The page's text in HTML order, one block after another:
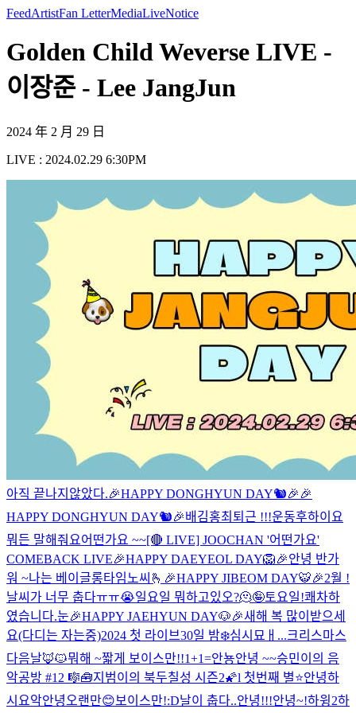
FeedArtistFan LetterMediaLiveNotice
Golden Child Weverse LIVE -
이장준 - Lee JangJun
2024 年 2 月 29 日
LIVE : 2024.02.29 6:30PM
아직 끝나지않았다.🎉HAPPY DONGHYUN DAY🐿🎉 🎉
HAPPY DONGHYUN DAY🐿🎉배김홍최 퇴근 !!!운동후하이요
뭐든 말해줘요어떤가요 ~~[🔴 LIVE] JOOCHAN '어떤가요'
COMEBACK LIVE🎉HAPPY DAEYEOL DAY🦁🎉안녕 반가
워 ~나는 베이글롱타임노씨🫰 🎉HAPPY JIBEOM DAY🐯🎉2월 !
날씨가 너무 춥다ㅠㅠ😭일요일 뭐하고있오?🫠🤪토요일!쾌차하
였습니다.눈🎉HAPPY JAEHYUN DAY🐶🎉새해 복 많이받으세
요(다디는 자는중)2024 첫 라이브30일 밤❄️심시묘ㅐ...크리스마스
다음날🦊🐱뭐해 ~짧게 보이스만!!1+1=안뇽안녕 ~~승민이의 음
악공방 #12 🎼🧰지범이의 북두칠성 시즌2🌠l 첫번째 별⭐안녕하
시요악안녕 오랜만😊보이스만!:D날이 춥다..안녕!!!안녕~!하윙2하